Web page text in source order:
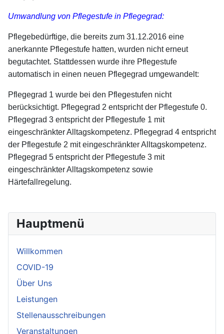
Umwandlung von Pflegestufe in Pflegegrad:
Pflegebedürftige, die bereits zum 31.12.2016 eine
anerkannte Pflegestufe hatten, wurden nicht erneut
begutachtet. Stattdessen wurde ihre Pflegestufe
automatisch in einen neuen Pflegegrad umgewandelt:
Pflegegrad 1 wurde bei den Pflegestufen nicht
berücksichtigt. Pflegegrad 2 entspricht der Pflegestufe 0.
Pflegegrad 3 entspricht der Pflegestufe 1 mit
eingeschränkter Alltagskompetenz. Pflegegrad 4 entspricht
der Pflegestufe 2 mit eingeschränkter Alltagskompetenz.
Pflegegrad 5 entspricht der Pflegestufe 3 mit
eingeschränkter Alltagskompetenz sowie
Härtefallregelung.
Hauptmenü
Willkommen
COVID-19
Über Uns
Leistungen
Stellenausschreibungen
Veranstaltungen